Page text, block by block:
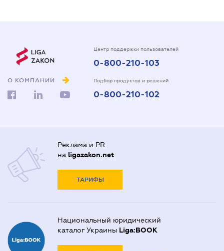
О КОМПАНИИ
Центр поддержки пользователей
0-800-210-103
Подбор продуктов и решений
0-800-210-102
Реклама и PR
на ligazakon.net
ТАРИФЫ
Национальный юридический
каталог Украины Liga:BOOK